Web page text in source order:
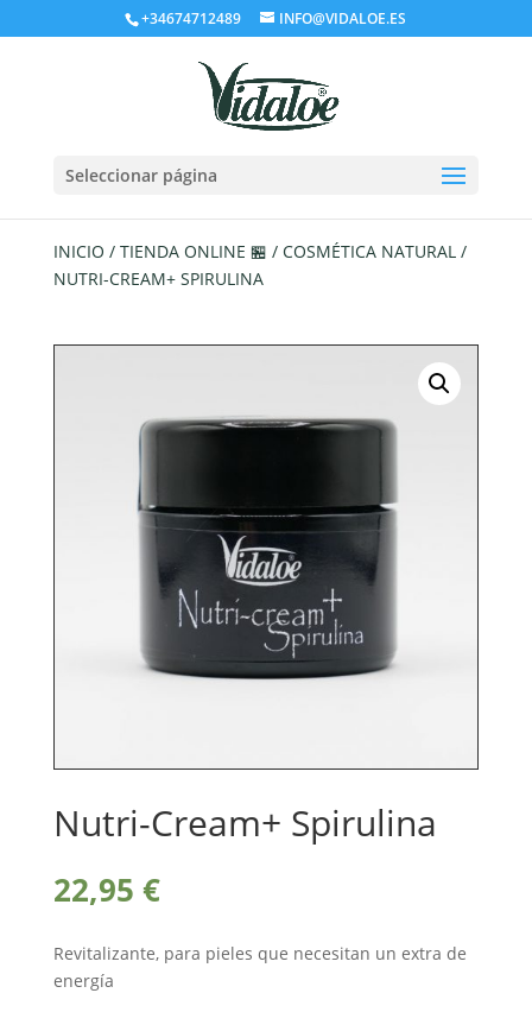
+34674712489 INFO@VIDALOE.ES
Seleccionar página
INICIO / TIENDA ONLINE 🏪 / COSMÉTICA NATURAL/
NUTRI-CREAM+ SPIRULINA
Nutri-Cream+ Spirulina
22,95 €
Revitalizante, para pieles que necesitan un extra de
energía